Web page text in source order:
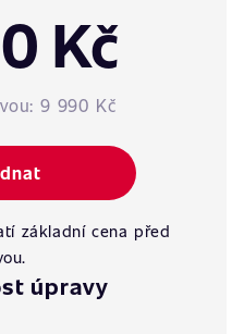
Kč
9 990 Kč
základní cena před
úpravy